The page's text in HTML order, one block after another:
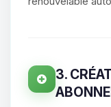
3.
06/08/